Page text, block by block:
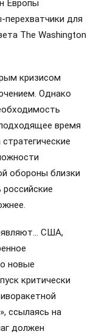
Европы
перехватчики для
The Washington
кризисом
Однако
время
обороны близки
США,
новые
критически
ссылаясь на
должен